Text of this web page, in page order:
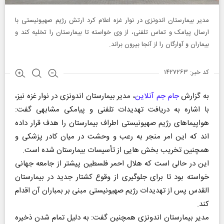
مدیر بیمارستان اندونزی در نوار غزه اعلام کرد ارتش رژیم صهیونیستی با
ارسال پیامک و تماس تلفنی، از وی خواسته تا بیمارستان را تخلیه کند و
بیماران و آوارگان را از آنجا بیرون براند.
کد خبر: ۱۴۲۷۲۶۳
به گزارشجام جم آنلاین، مدیر بیمارستان اندونزی در نوار غزه نیز،
با اشاره به دریافت تهدیدات تلفنی و پیامکی مشابهی گفت:
هواپیماهای رژیم صهیونیستی اطراف بیمارستان را هدف قرار داده
اند که این امر منجر به رعب و وحشت در میان کادر پزشکی و
همچنین تخریب بخش هایی از تأسیسات بیمارستان شده است.
این در حالی است که هلال احمر فلسطین پیشتر از جامعه جهانی
خواسته بود تا برای جلوگیری از وقوع کشتار جدید در بیمارستان
القدس پس از تهدیدات رژیم صهیونیستی مبنی بر بمباران آن اقدام
کند.
مدیر بیمارستان اندونزی همچنین گفت: به دلیل تمام شدن ذخیره